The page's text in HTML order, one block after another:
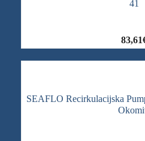
41
83,61
SEAFLO Recirkulacijska